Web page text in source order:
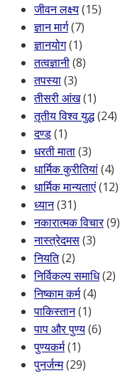
जीवन लक्ष्य(15)
ज्ञान मार्ग(7)
ज्ञानयोग(1)
तत्वज्ञानी(8)
तपस्या(3)
तीसरी आंख(1)
तृतीय विश्व युद्ध(24)
दण्ड(1)
धरती माता(3)
धार्मिक कुरीतियां(4)
धार्मिक मान्यताएं(12)
ध्यान(31)
नकारात्मक विचार(9)
नास्त्रेदमस(3)
नियति(2)
निर्विकल्प समाधि(2)
निष्काम कर्म(4)
पाकिस्तान(1)
पाप और पुण्य(6)
पुण्यकर्म(1)
पुनर्जन्म(29)